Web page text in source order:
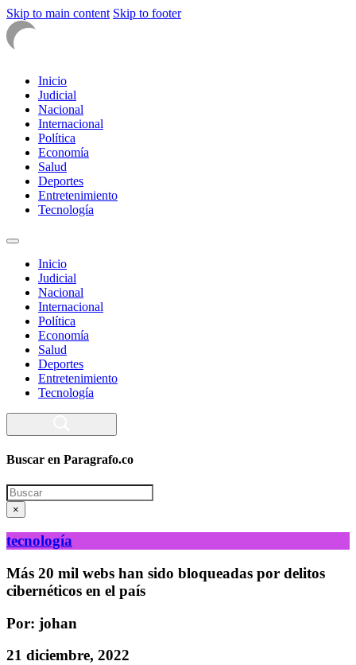
Skip to main content Skip to footer
Inicio
Judicial
Nacional
Internacional
Política
Economía
Salud
Deportes
Entretenimiento
Tecnología
Inicio
Judicial
Nacional
Internacional
Política
Economía
Salud
Deportes
Entretenimiento
Tecnología
Buscar en Paragrafo.co
Search
×
tecnología
Más 20 mil webs han sido bloqueadas por delitos
cibernéticos en el país
Por: johan
21 diciembre, 2022